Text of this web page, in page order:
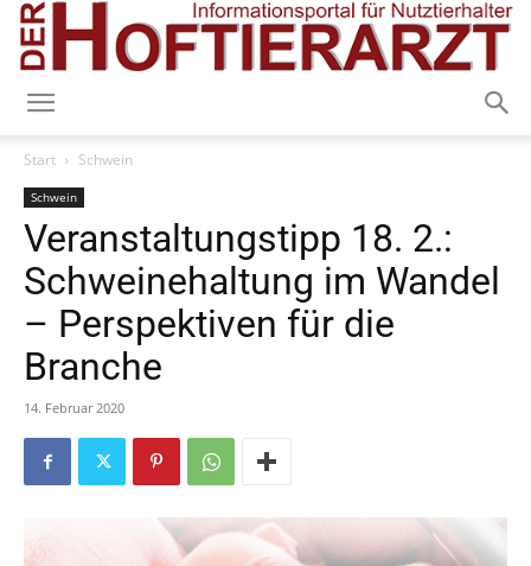
Start Schwein
Schwein
Veranstaltungstipp 18. 2.:
Schweinehaltung im Wandel
– Perspektiven für die
Branche
14. Februar 2020